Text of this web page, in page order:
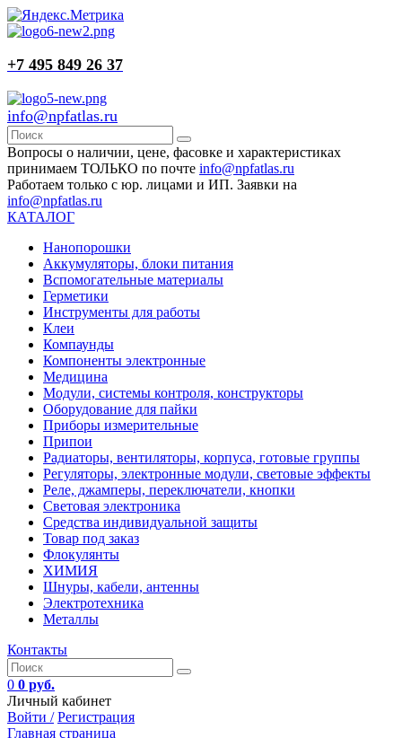
+7 495 849 26 37
info@npfatlas.ru
Вопросы о наличии, цене, фасовке и характеристиках
принимаем ТОЛЬКО по почте info@npfatlas.ru
Работаем только с юр. лицами и ИП. Заявки на
info@npfatlas.ru
КАТАЛОГ
Нанопорошки
Аккумуляторы, блоки питания
Вспомогательные материалы
Герметики
Инструменты для работы
Клеи
Компаунды
Компоненты электронные
Медицина
Модули, системы контроля, конструкторы
Оборудование для пайки
Приборы измерительные
Припои
Радиаторы, вентиляторы, корпуса, готовые группы
Регуляторы, электронные модули, световые эффекты
Реле, джамперы, переключатели, кнопки
Световая электроника
Средства индивидуальной защиты
Товар под заказ
Флокулянты
ХИМИЯ
Шнуры, кабели, антенны
Электротехника
Металлы
Контакты
0 0 руб.
Личный кабинет
Войти / Регистрация
Главная страница